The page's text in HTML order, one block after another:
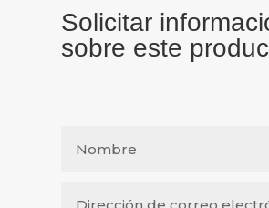
Solicitar
sobre este